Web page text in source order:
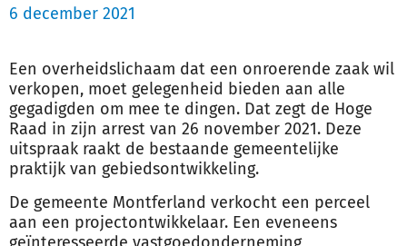
6 december 2021
Een overheidslichaam dat een onroerende zaak wil
verkopen, moet gelegenheid bieden aan alle
gegadigden om mee te dingen. Dat zegt de Hoge
Raad in zijn arrest van 26 november 2021. Deze
uitspraak raakt de bestaande gemeentelijke
praktijk van gebiedsontwikkeling.
De gemeente Montferland verkocht een perceel
aan een projectontwikkelaar. Een eveneens